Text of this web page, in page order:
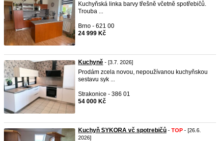
Kuchyňská linka barvy třešně včetně spotřebičů.
Trouba ...
Brno - 621 00
24 999 Kč
Kuchyně - [3.7. 2026]
Prodám zcela novou, nepoužívanou kuchyňskou
sestavu syk ...
Strakonice - 386 01
54 000 Kč
Kuchyň SYKORA vč spotrebičů - TOP - [26.6.
2026]